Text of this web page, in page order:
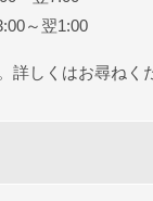
～翌1:00
しくはお尋ねく